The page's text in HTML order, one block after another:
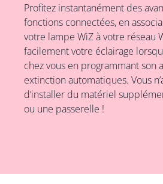
Profitez instantanément des
fonctions connectées, en
votre lampe WiZ à votre réseau
facilement votre éclairage
chez vous en programmant son
extinction automatiques. Vous
d’installer du matériel
ou une passerelle !